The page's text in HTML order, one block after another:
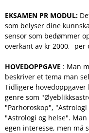
EKSAMEN PR MODUL:
som belyser dine
sensor som bedømmer
overkant av kr 2000,- per
HOVEDOPPGAVE : Man
beskriver et tema man
Tidligere
genre som
"Parhoroskop",
"Astrologi og helse".
egen interesse, men må